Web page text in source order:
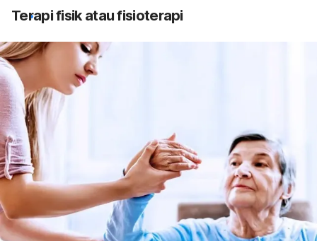
Terapi fisik atau fisioterapi